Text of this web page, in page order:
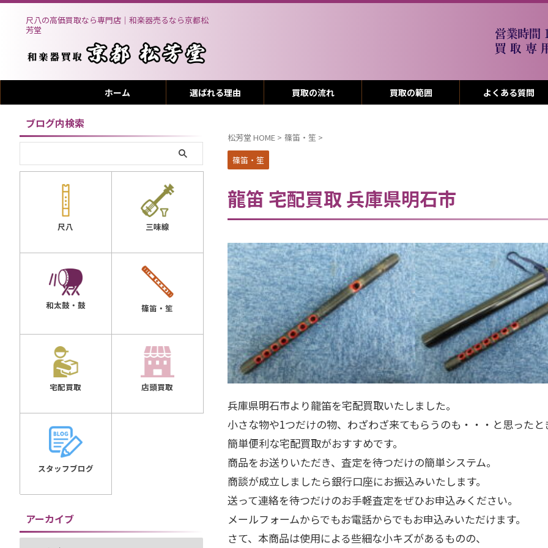
尺八の高価買取なら専門店｜和楽器売るなら京都松
芳堂
ホーム 選ばれる理由 買取の流れ 買取の範囲 よくある質問
松芳堂 HOME > 篠笛・笙 >
篠笛・笙
龍笛 宅配買取 兵庫県明石市
兵庫県明石市より龍笛を宅配買取いたしました。
小さな物や1つだけの物、わざわざ来てもらうのも・・・と思ったと
簡単便利な宅配買取がおすすめです。
商品をお送りいただき、査定を待つだけの簡単システム。
商談が成立しましたら銀行口座にお振込みいたします。
送って連絡を待つだけのお手軽査定をぜひお申込みください。
メールフォームからでもお電話からでもお申込みいただけます。
さて、本商品は使用による些細な小キズがあるものの、
ブログ内検索
尺八 三味線
和太鼓・鼓 篠笛・笙
宅配買取 店頭買取
スタッフブログ
アーカイブ